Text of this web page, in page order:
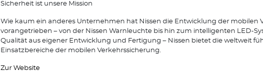
Sicherheit ist unsere Mission
Wie kaum ein anderes Unternehmen hat Nissen die Entwicklung der mobilen
vorangetrieben – von der Nissen Warnleuchte bis hin zum intelligenten LED-
Qualität aus eigener Entwicklung und Fertigung – Nissen bietet die weltweit
Einsatzbereiche der mobilen Verkehrssicherung.
Zur Website